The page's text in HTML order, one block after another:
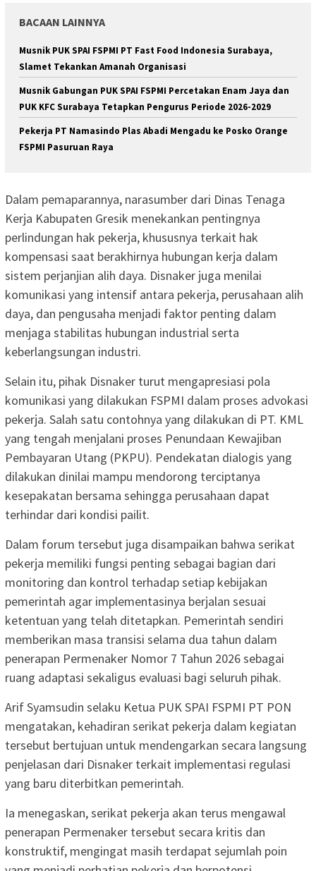
BACAAN LAINNYA
Musnik PUK SPAI FSPMI PT Fast Food Indonesia Surabaya,
Slamet Tekankan Amanah Organisasi
Musnik Gabungan PUK SPAI FSPMI Percetakan Enam Jaya dan
PUK KFC Surabaya Tetapkan Pengurus Periode 2026-2029
Pekerja PT Namasindo Plas Abadi Mengadu ke Posko Orange
FSPMI Pasuruan Raya
Dalam pemaparannya, narasumber dari Dinas Tenaga
Kerja Kabupaten Gresik menekankan pentingnya
perlindungan hak pekerja, khususnya terkait hak
kompensasi saat berakhirnya hubungan kerja dalam
sistem perjanjian alih daya. Disnaker juga menilai
komunikasi yang intensif antara pekerja, perusahaan alih
daya, dan pengusaha menjadi faktor penting dalam
menjaga stabilitas hubungan industrial serta
keberlangsungan industri.
Selain itu, pihak Disnaker turut mengapresiasi pola
komunikasi yang dilakukan FSPMI dalam proses advokasi
pekerja. Salah satu contohnya yang dilakukan di PT. KML
yang tengah menjalani proses Penundaan Kewajiban
Pembayaran Utang (PKPU). Pendekatan dialogis yang
dilakukan dinilai mampu mendorong terciptanya
kesepakatan bersama sehingga perusahaan dapat
terhindar dari kondisi pailit.
Dalam forum tersebut juga disampaikan bahwa serikat
pekerja memiliki fungsi penting sebagai bagian dari
monitoring dan kontrol terhadap setiap kebijakan
pemerintah agar implementasinya berjalan sesuai
ketentuan yang telah ditetapkan. Pemerintah sendiri
memberikan masa transisi selama dua tahun dalam
penerapan Permenaker Nomor 7 Tahun 2026 sebagai
ruang adaptasi sekaligus evaluasi bagi seluruh pihak.
Arif Syamsudin selaku Ketua PUK SPAI FSPMI PT PON
mengatakan, kehadiran serikat pekerja dalam kegiatan
tersebut bertujuan untuk mendengarkan secara langsung
penjelasan dari Disnaker terkait implementasi regulasi
yang baru diterbitkan pemerintah.
Ia menegaskan, serikat pekerja akan terus mengawal
penerapan Permenaker tersebut secara kritis dan
konstruktif, mengingat masih terdapat sejumlah poin